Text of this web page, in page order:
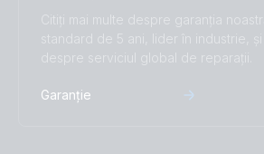
Citiți mai multe despre garanția noastră
standard de 5 ani, lider în industrie, și
despre serviciul global de reparații.
Garanție